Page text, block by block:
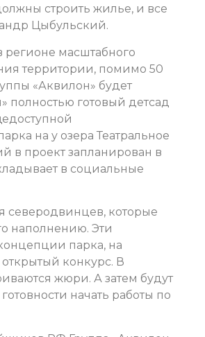
строить жилье, и все
Цыбульский.
масштабного
территории, помимо 50
«Аквилон» будет
полностью готовый детсад
на у озера Театральное
в проект запланирован в
в социальные
северодвинцев, которые
наполнению. Эти
парка, на
конкурс. В
жюри. А затем будут
начать работы по